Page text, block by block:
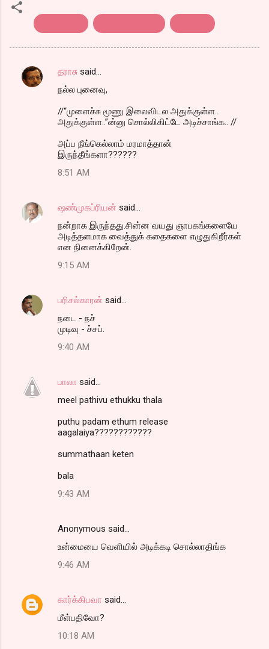
C
தராசு said…
நல்ல புனைவு,
//“முளைச்சு மூணு இலைவிடல அதுக்குள்ள..
அதுக்குள்ள..”ன்னு சொல்லிகிட்டே அடிச்சாங்க.. //
அப்ப நீங்கெல்லாம் மரமாத்தான்
இருந்தீங்களா??????
8:51 AM
ஷண்முகப்ரியன் said…
நன்றாக இருந்தது.சின்ன வயது ஞாபகங்களையே
அடித்தளமாக வைத்துக் கதைகளை எழுதுகிறீர்கள்
என நினைக்கிறேன்.
9:15 AM
பரிசல்காரன் said…
நடை - நச்
முடிவு - ச்சப்.
9:40 AM
பாலா said…
meel pathivu ethukku thala
puthu padam ethum release
aagalaiya????????????
summathaan keten
bala
9:43 AM
Anonymous said…
உன்மையை வெளியில் அடிக்கடி சொல்லாதிங்க
9:46 AM
கார்க்கிபவா said…
மீள்பதிவோ?
10:18 AM